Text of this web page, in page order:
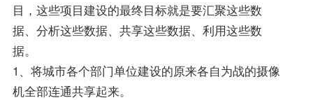
目，这些项目建设的最终目标就是要汇聚这些数
据、分析这些数据、共享这些数据、利用这些数
据。
1、将城市各个部门单位建设的原来各自为战的摄像
机全部连通共享起来。